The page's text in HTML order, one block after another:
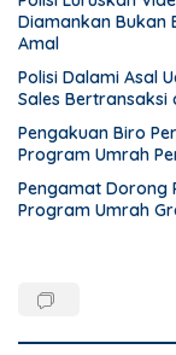
Diamankan Bukan
Amal
Polisi Dalami Asal
Sales
Pengakuan Biro
Program Umrah
Pengamat Dorong
Program Umrah